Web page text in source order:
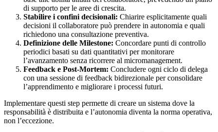
di supporto per le aree di crescita.
Stabilire i confini decisionali: Chiarire esplicitamente quali
decisioni il collaboratore può prendere in autonomia e quali
richiedono una consultazione preventiva.
Definizione delle Milestone: Concordare punti di controllo
periodici basati su dati quantitativi per monitorare
l’avanzamento senza ricorrere al micromanagement.
Feedback e Post-Mortem: Concludere ogni ciclo di delega
con una sessione di feedback bidirezionale per consolidare
l’apprendimento e migliorare i processi futuri.
Implementare questi step permette di creare un sistema dove la
responsabilità è distribuita e l’autonomia diventa la norma operativa,
non l’eccezione.